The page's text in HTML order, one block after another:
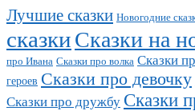
Лучшие сказки Новогодние
сказкиСказки на
про Ивана Сказки про волка Сказки
героев Сказки про девочку
Сказки про дружбу Сказки